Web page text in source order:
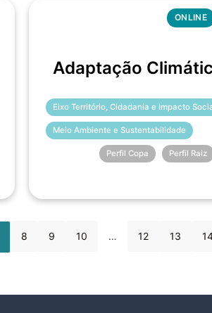
ONLINE
Adaptação
Eixo Território, Cidadania e Impacto
Meio Ambiente e Sustentabilidade
Perfil Copa Perfil Raiz
8 9 10 … 12 13